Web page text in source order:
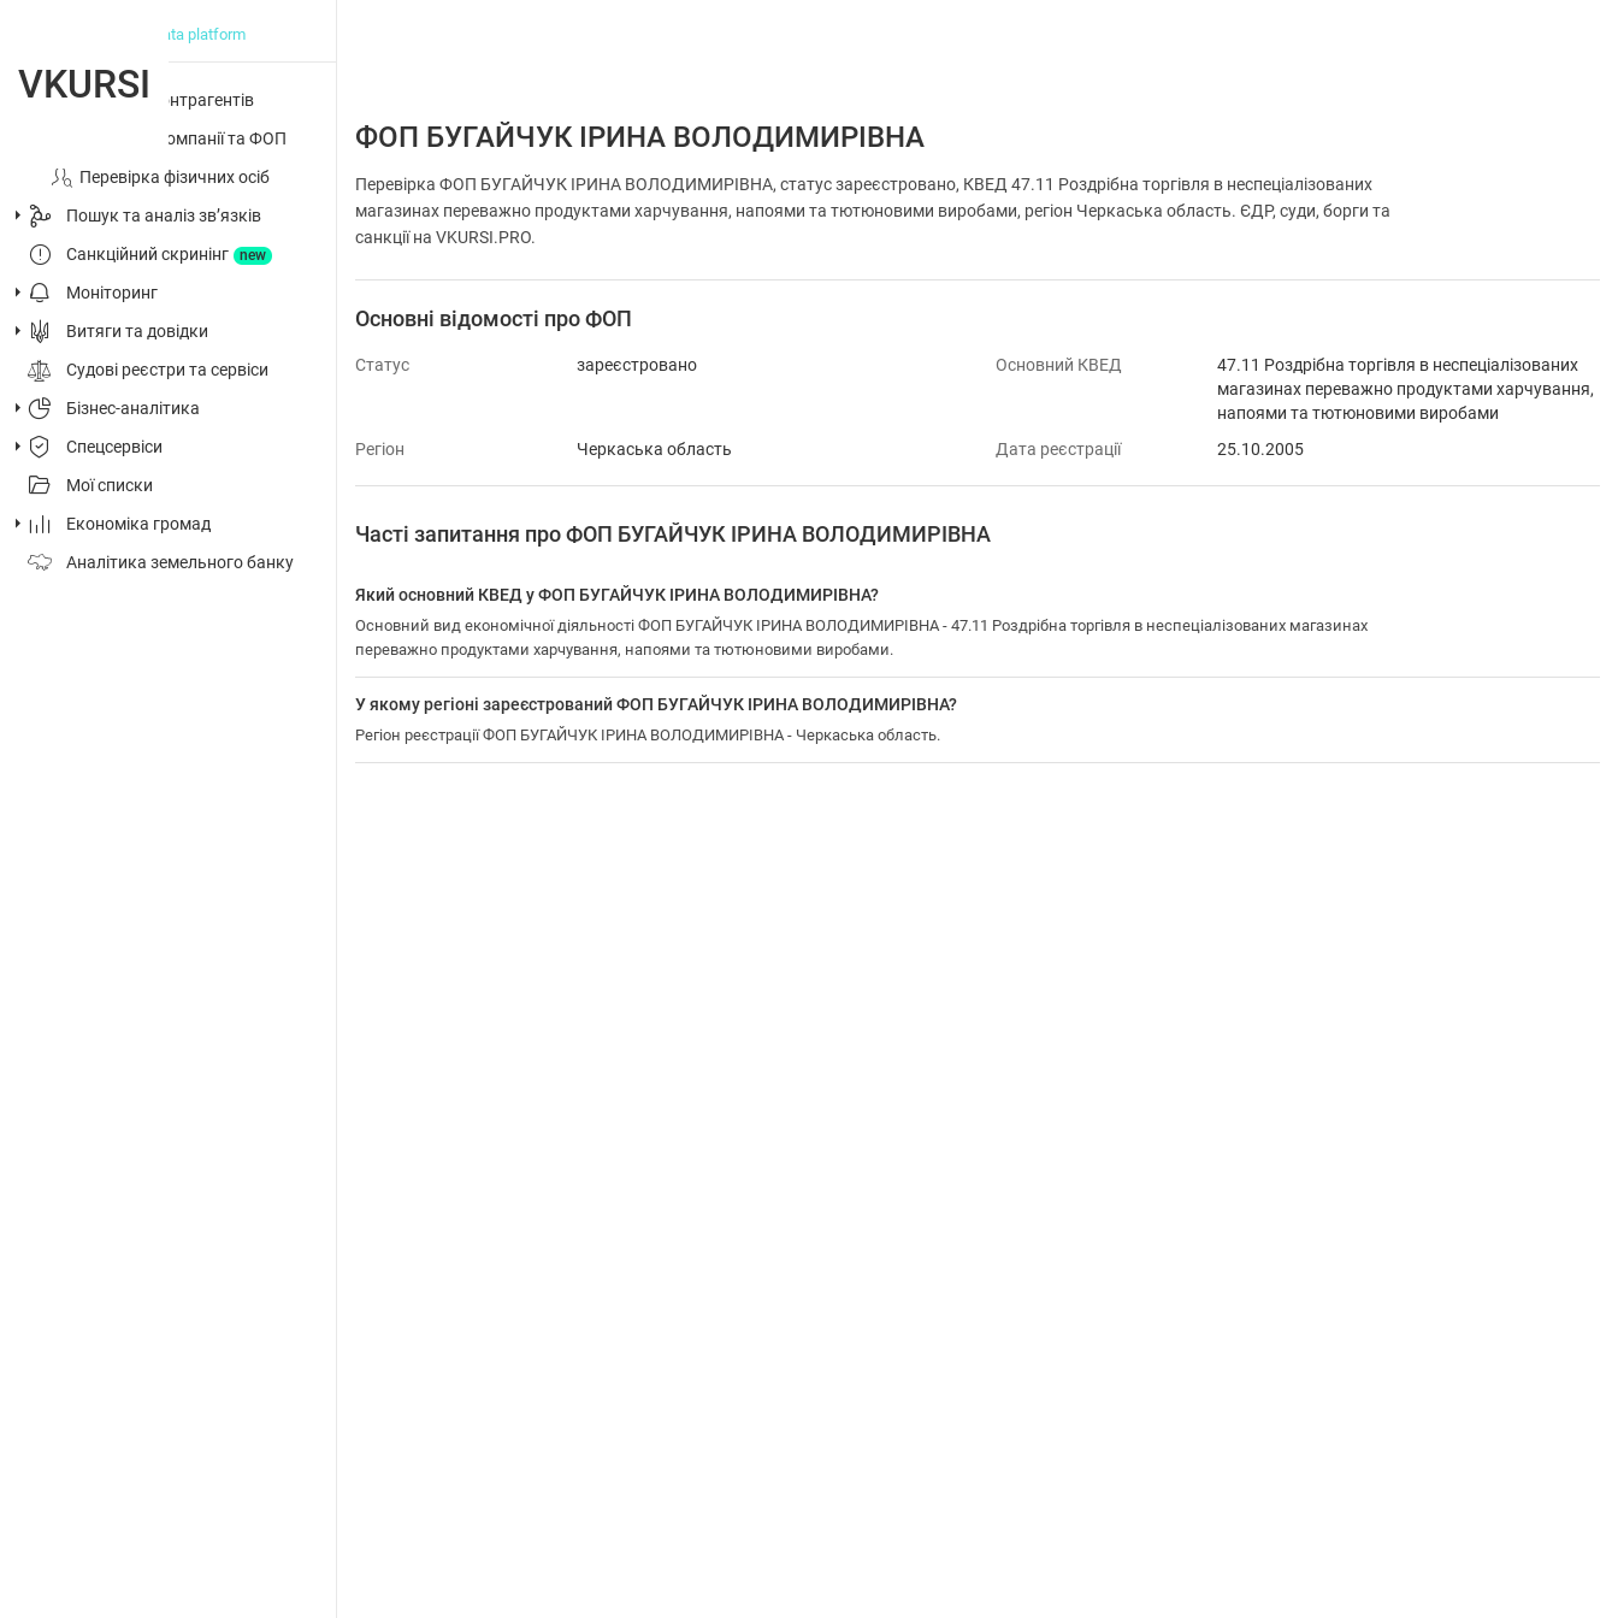
big data platform
Перевірка контрагентів
Досьє на компанії та ФОП
Перевірка фізичних осіб
Пошук та аналіз звʼязків
Санкційний скринінг
new
Моніторинг
Витяги та довідки
Судові реєстри та сервіси
Бізнес-аналітика
Спецсервіси
Мої списки
Економіка громад
Аналітика земельного банку
ФОП БУГАЙЧУК ІРИНА ВОЛОДИМИРІВНА
Перевірка ФОП БУГАЙЧУК ІРИНА ВОЛОДИМИРІВНА, статус зареєстровано, КВЕД 47.11 Роздрібна торгівля в неспеціалізованих
магазинах переважно продуктами харчування, напоями та тютюновими виробами, регіон Черкаська область. ЄДР, суди, борги та
санкції на VKURSI.PRO.
Основні відомості про ФОП
Статус зареєстровано Основний КВЕД
47.11 Роздрібна торгівля в неспеціалізованих
магазинах переважно продуктами харчування,
напоями та тютюновими виробами
Регіон
Черкаська область Дата реєстрації 25.10.2005
Часті запитання про ФОП БУГАЙЧУК ІРИНА ВОЛОДИМИРІВНА
Який основний КВЕД у ФОП БУГАЙЧУК ІРИНА ВОЛОДИМИРІВНА?
Основний вид економічної діяльності ФОП БУГАЙЧУК ІРИНА ВОЛОДИМИРІВНА - 47.11 Роздрібна торгівля в неспеціалізованих магазинах
переважно продуктами харчування, напоями та тютюновими виробами.
У якому регіоні зареєстрований ФОП БУГАЙЧУК ІРИНА ВОЛОДИМИРІВНА?
Регіон реєстрації ФОП БУГАЙЧУК ІРИНА ВОЛОДИМИРІВНА - Черкаська область.
VKURSI